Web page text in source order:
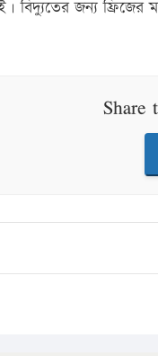
বিদ্যুতের জন্য ফ্রিজের
Share